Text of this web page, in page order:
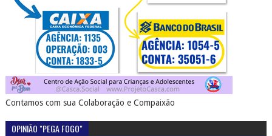
Contamos com sua Colaboração e Compaixão
OPINIÃO "PEGA FOGO"